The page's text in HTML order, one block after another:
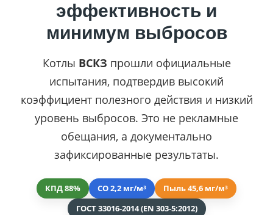
эффективность и
минимум выбросов
Котлы ВСКЗ прошли официальные
испытания, подтвердив высокий
коэффициент полезного действия и низкий
уровень выбросов. Это не рекламные
обещания, а документально
зафиксированные результаты.
КПД 88% CO 2,2 мг/м³
Пыль 45,6 мг/м³
ГОСТ 33016-2014 (EN 303-5:2012)